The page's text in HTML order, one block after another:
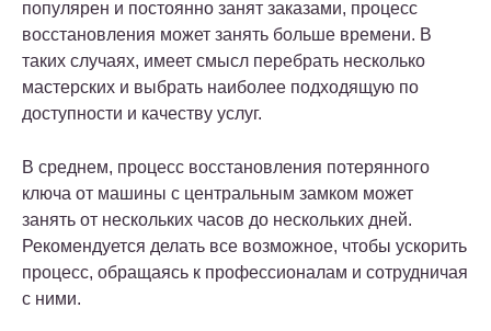
популярен и постоянно занят заказами, процесс
восстановления может занять больше времени. В
таких случаях, имеет смысл перебрать несколько
мастерских и выбрать наиболее подходящую по
доступности и качеству услуг.
В среднем, процесс восстановления потерянного
ключа от машины с центральным замком может
занять от нескольких часов до нескольких дней.
Рекомендуется делать все возможное, чтобы ускорить
процесс, обращаясь к профессионалам и сотрудничая
с ними.